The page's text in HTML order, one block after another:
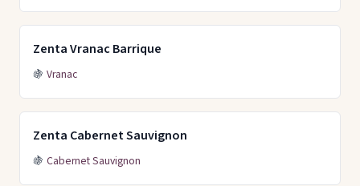
Zenta Vranac Barrique
🍇 Vranac
Zenta Cabernet Sauvignon
🍇 Cabernet Sauvignon